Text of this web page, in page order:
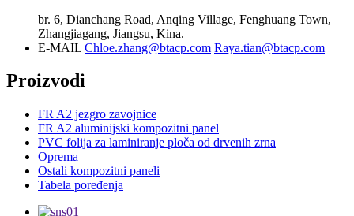
br. 6, Dianchang Road, Anqing Village, Fenghuang Town,
Zhangjiagang, Jiangsu, Kina.
E-MAIL Chloe.zhang@btacp.com Raya.tian@btacp.com
Proizvodi
FR A2 jezgro zavojnice
FR A2 aluminijski kompozitni panel
PVC folija za laminiranje ploča od drvenih zrna
Oprema
Ostali kompozitni paneli
Tabela poređenja